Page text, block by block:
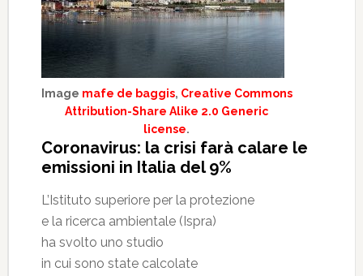
Image mafe de baggis, Creative Commons
Attribution-Share Alike 2.0 Generic
license.
Coronavirus: la crisi farà calare le
emissioni in Italia del 9%
L’Istituto superiore per la protezione
e la ricerca ambientale (Ispra)
ha svolto uno studio
in cui sono state calcolate